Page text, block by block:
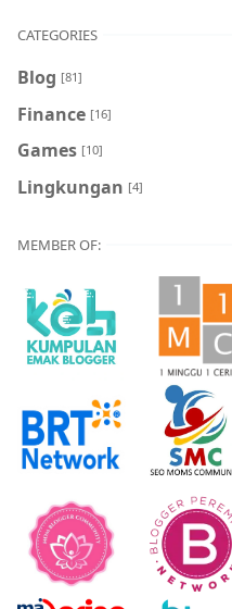
CATEGORIES
Blog [81]
Finance [16]
Games [10]
Lingkungan [4]
MEMBER OF: